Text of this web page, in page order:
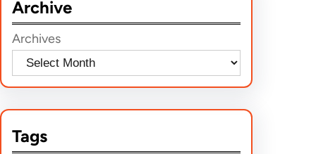
c
h
Archive
Archives
Tags